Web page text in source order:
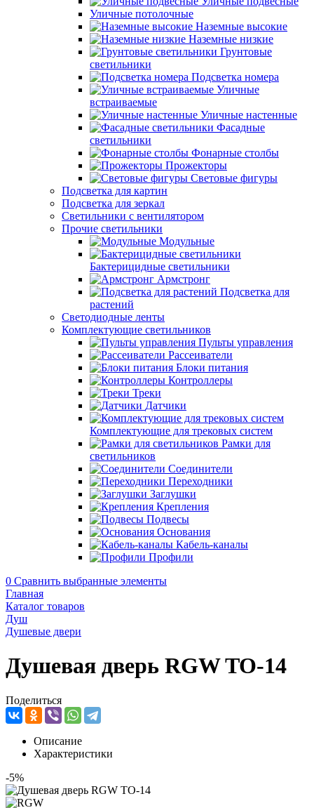
Уличные потолочные
Наземные высокие
Наземные низкие
Грунтовые
светильники
Подсветка номера
Уличные
встраиваемые
Уличные настенные
Фасадные
светильники
Фонарные столбы
Прожекторы
Световые фигуры
Подсветка для картин
Подсветка для зеркал
Светильники с вентилятором
Прочие светильники
Модульные
Бактерицидные светильники
Армстронг
Подсветка для
растений
Светодиодные ленты
Комплектующие светильников
Пульты управления
Рассеиватели
Блоки питания
Контроллеры
Треки
Датчики
Комплектующие для трековых систем
Рамки для
светильников
Соединители
Переходники
Заглушки
Крепления
Подвесы
Основания
Кабель-каналы
Профили
0 Сравнить выбранные элементы
Главная
Каталог товаров
Душ
Душевые двери
Душевая дверь RGW TO-14
Поделиться
Описание
Характеристики
-5%